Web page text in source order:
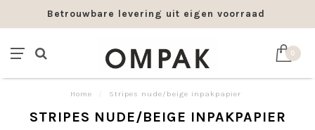
Betrouwbare levering uit eigen voorraad
0
Home Stripes nude/beige inpakpapier
STRIPES NUDE/BEIGE INPAKPAPIER